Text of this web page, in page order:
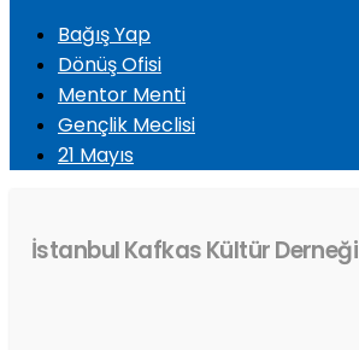
Bağış Yap
Dönüş Ofisi
Mentor Menti
Gençlik Meclisi
21 Mayıs
İstanbul Kafkas Kültür Derneği